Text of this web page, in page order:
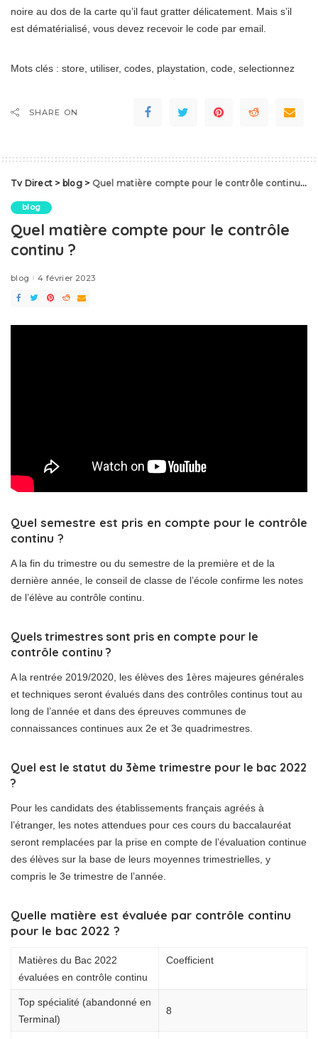
noire au dos de la carte qu’il faut gratter délicatement. Mais s’il
est dématérialisé, vous devez recevoir le code par email.
Mots clés : store, utiliser, codes, playstation, code, selectionnez
SHARE ON
Tv Direct > blog> Quel matière compte pour le contrôle continu ?
blog
Quel matière compte pour le contrôle
continu ?
blog 4 février 2023
Quel semestre est pris en compte pour le contrôle
continu ?
A la fin du trimestre ou du semestre de la première et de la
dernière année, le conseil de classe de l’école confirme les notes
de l’élève au contrôle continu.
Quels trimestres sont pris en compte pour le
contrôle continu ?
A la rentrée 2019/2020, les élèves des 1ères majeures générales
et techniques seront évalués dans des contrôles continus tout au
long de l’année et dans des épreuves communes de
connaissances continues aux 2e et 3e quadrimestres.
Quel est le statut du 3ème trimestre pour le bac 2022
?
Pour les candidats des établissements français agréés à
l’étranger, les notes attendues pour ces cours du baccalauréat
seront remplacées par la prise en compte de l’évaluation continue
des élèves sur la base de leurs moyennes trimestrielles, y
compris le 3e trimestre de l’année.
Quelle matière est évaluée par contrôle continu
pour le bac 2022 ?
Matières du Bac 2022
évaluées en contrôle continu
Coefficient
Top spécialité (abandonné en
Terminal)
8